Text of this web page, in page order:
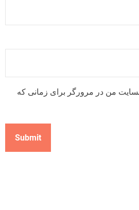
من در مرورگر برای زمانی که